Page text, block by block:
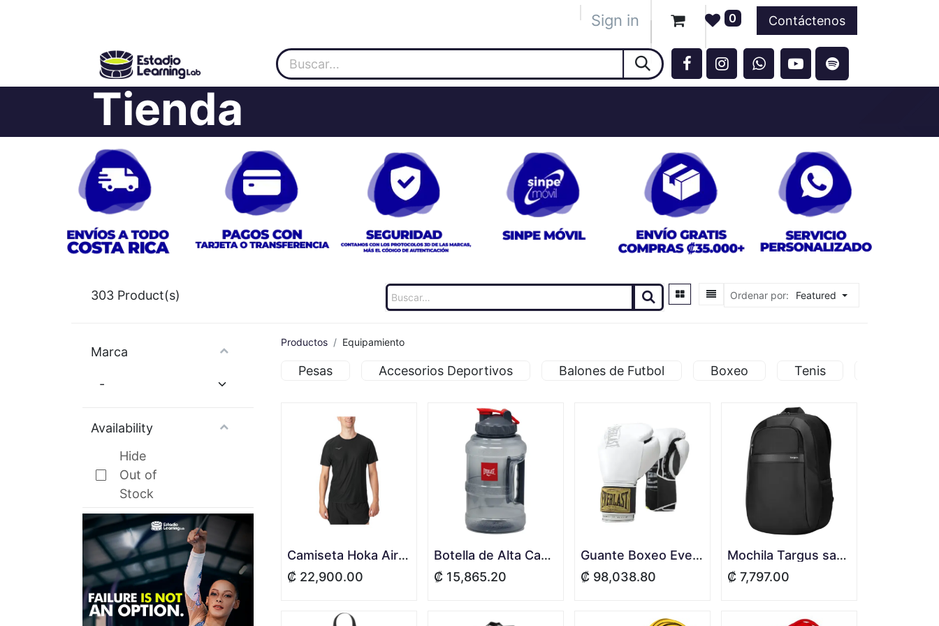
Socios Eventos
Sign in 0 Contáctenos
Tienda
303 Product(s) Ordenar por: Featured
Marca
Availability
Hide
Out of
Stock
Productos Equipamiento
Pesas Accesorios Deportivos Balones de Futbol Boxeo Tenis
Camiseta Hoka Airolite Run Manga Corta - Hombre
₡ 22,900.00
Botella de Alta Capacidad 2.5 L Everlast
₡ 15,865.20
Guante Boxeo Everlast 1910 Velcro White
₡ 98,038.80
Mochila Targus safire plus 15.6" back pack negro TBB581DI-70
₡ 7,797.00